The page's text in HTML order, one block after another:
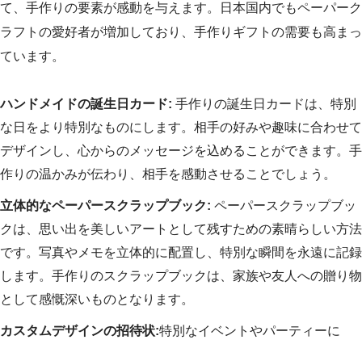
て、手作りの要素が感動を与えます。日本国内でもペーパーク
ラフトの愛好者が増加しており、手作りギフトの需要も高まっ
ています。
ハンドメイドの誕生日カード: 手作りの誕生日カードは、特別
な日をより特別なものにします。相手の好みや趣味に合わせて
デザインし、心からのメッセージを込めることができます。手
作りの温かみが伝わり、相手を感動させることでしょう。
立体的なペーパースクラップブック: ペーパースクラップブッ
クは、思い出を美しいアートとして残すための素晴らしい方法
です。写真やメモを立体的に配置し、特別な瞬間を永遠に記録
します。手作りのスクラップブックは、家族や友人への贈り物
として感慨深いものとなります。
カスタムデザインの招待状:特別なイベントやパーティーに